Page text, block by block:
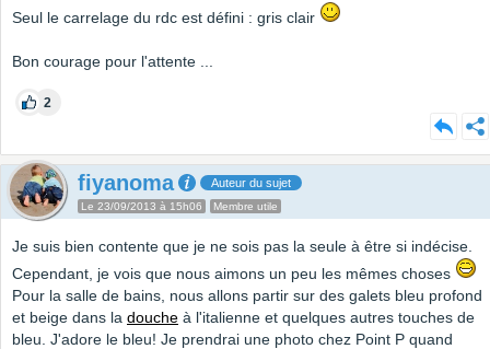
Seul le carrelage du rdc est défini : gris clair
Bon courage pour l'attente ...
2
fiyanoma Auteur du sujet
Le 23/09/2013 à 15h06 Membre utile
Je suis bien contente que je ne sois pas la seule à être si indécise.
Cependant, je vois que nous aimons un peu les mêmes choses
Pour la salle de bains, nous allons partir sur des galets bleu profond
et beige dans la douche à l'italienne et quelques autres touches de
bleu. J'adore le bleu! Je prendrai une photo chez Point P quand